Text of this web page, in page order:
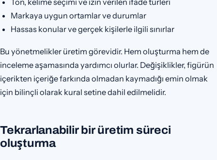
Ton, kelime seçimi ve izin verilen ifade türleri
Markaya uygun ortamlar ve durumlar
Hassas konular ve gerçek kişilerle ilgili sınırlar
Bu yönetmelikler üretim görevidir. Hem oluşturma hem de
inceleme aşamasında yardımcı olurlar. Değişiklikler, figürün
içerikten içeriğe farkında olmadan kaymadığı emin olmak
için bilinçli olarak kural setine dahil edilmelidir.
Tekrarlanabilir bir üretim süreci
oluşturma